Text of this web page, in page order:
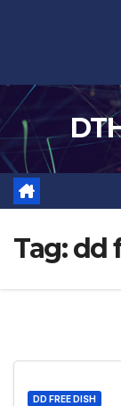
Tag:dd
DD FREE DISH